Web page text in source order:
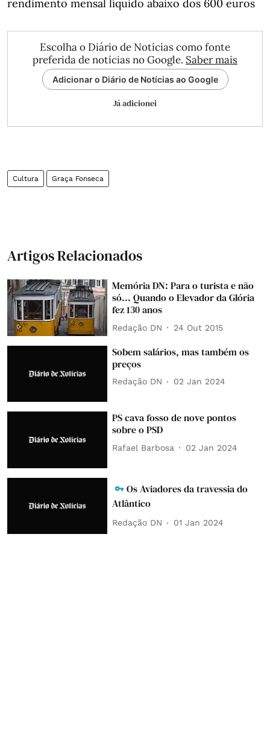
rendimento mensal líquido abaixo dos 600 euros
Escolha o Diário de Notícias como fonte
preferida de notícias no Google. Saber mais
Adicionar o Diário de Notícias ao Google
Já adicionei
Cultura Graça Fonseca
Artigos Relacionados
Memória DN: Para o turista e não
só... Quando o Elevador da Glória
fez 130 anos
Redação DN 24 Out 2015
Sobem salários, mas também os
preços
Redação DN 02 Jan 2024
PS cava fosso de nove pontos
sobre o PSD
Rafael Barbosa 02 Jan 2024
Os Aviadores da travessia do
Atlântico
Redação DN 01 Jan 2024